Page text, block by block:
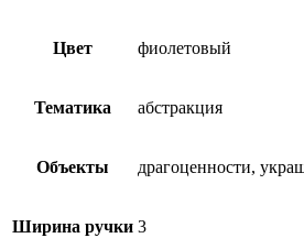
Цвет фиолетовый
Тематика абстракция
Объекты драгоценности,
Ширина ручки 3